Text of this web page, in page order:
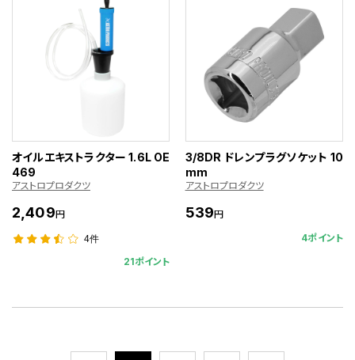
オイルエキストラクター 1.6L OE
469
アストロプロダクツ
2,409円
4件
21ポイント
3/8DR ドレンプラグソケット 10
mm
アストロプロダクツ
539円
4ポイント